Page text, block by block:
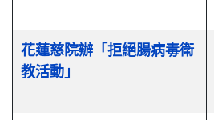
花蓮慈院辦「拒絕腸病毒衛
教活動」